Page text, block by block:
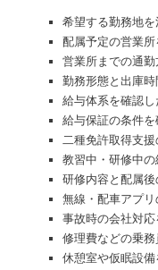
希望する勤務地
配属予定の営業
営業所までの通
勤務形態と出庫
給与体系を確認し
給与保証の条件
二種免許取得支
教習中・研修中
研修内容と配属
無線・配車アプ
事故時の会社対
修理費などの乗
休憩室や仮眠設